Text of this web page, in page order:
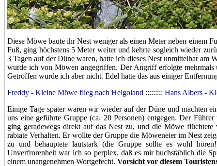
Diese Möwe baute ihr Nest weniger als einen Meter neben einem
Fuß, ging höchstens 5 Meter weiter und kehrte sogleich wieder
3 Tagen auf der Düne waren, hatte ich dieses Nest unmittelbar am
wurde ich von Möwen angegriffen. Der Angriff erfolgte
Getroffen wurde ich aber nicht. Edel hatte das aus einiger
Freddy - Kleine Möwe flieg nach Helgoland ::::::::: Hans Albers -
Einige Tage später waren wir wieder auf der Düne und machten
uns eine geführte Gruppe (ca. 20 Personen) entgegen. Der
ging geradewegs direkt auf das Nest zu, und die Möwe
rabiate Verhalten. Er wollte der Gruppe die Möweneier im Nest
zu und behauptete lautstark (die Gruppe sollte es wohl
Unverfrorenheit war ich so perplex, daß es mir buchstäblich die
einem unangenehmen Wortgefecht. Vorsicht vor diesem